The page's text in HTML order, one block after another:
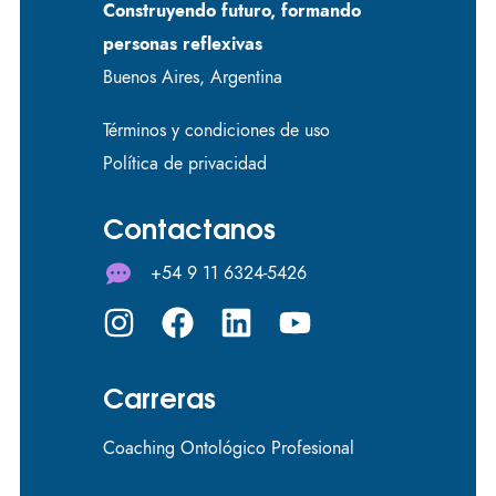
Construyendo futuro, formando
personas reflexivas
Buenos Aires, Argentina
Términos y condiciones de uso
Política de privacidad
Contactanos
+54 9 11 6324-5426
Carreras
Coaching Ontológico Profesional